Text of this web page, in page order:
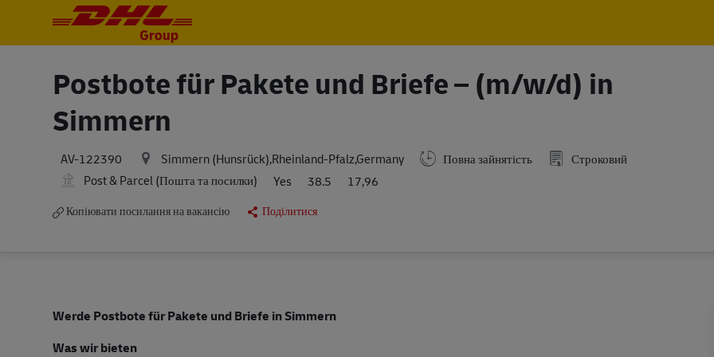
Postbote für Pakete und Briefe – (m/w/d) in
Simmern
AV-122390 Simmern (Hunsrück),Rheinland-Pfalz,Germany Повна зайнятість
Строковий
Post & Parcel (Пошта та посилки)
Yes 38.5 17,96
Копіювати посилання на вакансію Поділитися
Werde Postbote für Pakete und Briefe in Simmern
Was wir bieten